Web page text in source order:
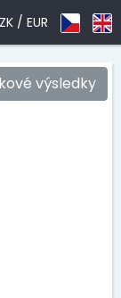
/ EUR
výsledky